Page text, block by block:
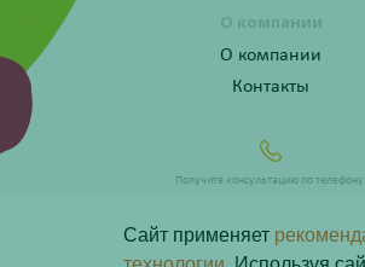
О компании
О компании
Контакты
Получите консультацию по телефону:
Сайт применяет